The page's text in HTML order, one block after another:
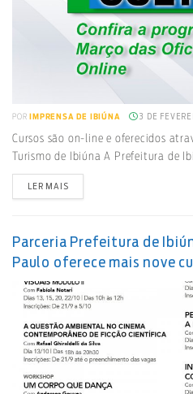
POR IMPRENSA DE IBIÚNA 3 DE
Cursos são on-line e oferecidos
Turismo de Ibiúna A Prefeitura de
LER MAIS
Parceria Prefeitura de
Paulo oferece mais nove